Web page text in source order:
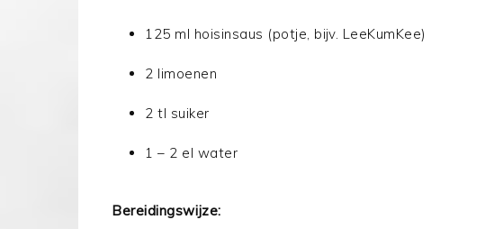
125 ml hoisinsaus (potje, bijv. LeeKumKee)
2 limoenen
2 tl suiker
1 – 2 el water
Bereidingswijze: